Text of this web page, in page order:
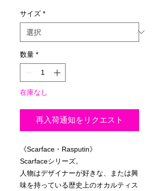
サイズ *
数量 *
在庫なし
再入荷通知をリクエスト
《Scarface・Rasputin》
Scarfaceシリーズ。
人物はデザイナーが好きな、または興
味を持っている歴史上のオカルティス